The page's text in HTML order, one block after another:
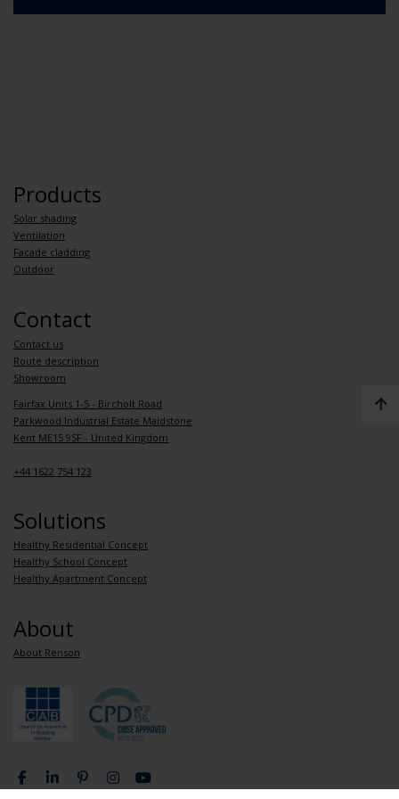
Products
Solar shading
Ventilation
Facade cladding
Outdoor
Contact
Contact us
Route description
Showroom
Fairfax Units 1-5 - Bircholt Road
Parkwood Industrial Estate Maidstone
Kent ME15 9SF - United Kingdom
+44 1622 754 123
Solutions
Healthy Residential Concept
Healthy School Concept
Healthy Apartment Concept
About
About Renson